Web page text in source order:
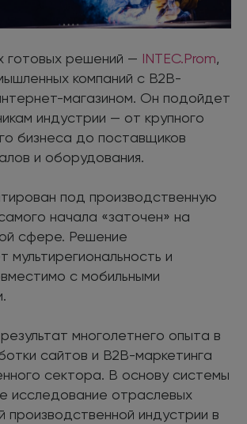
готовых решений — INTEC.Prom,
компаний с B2B-
магазином. Он подойдет
индустрии — от крупного
бизнеса до поставщиков
и оборудования.
под производственную
начала «заточен» на
сфере. Решение
мультирегиональность и
с мобильными
многолетнего опыта в
сайтов и B2B-маркетинга
сектора. В основу системы
исследование отраслевых
производственной индустрии в